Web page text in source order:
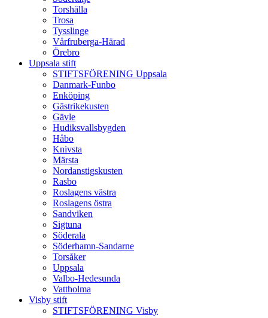
Torshälla
Trosa
Tysslinge
Vårfruberga-Härad
Örebro
Uppsala stift
STIFTSFÖRENING Uppsala
Danmark-Funbo
Enköping
Gästrikekusten
Gävle
Hudiksvallsbygden
Håbo
Knivsta
Märsta
Nordanstigskusten
Rasbo
Roslagens västra
Roslagens östra
Sandviken
Sigtuna
Söderala
Söderhamn-Sandarne
Torsåker
Uppsala
Valbo-Hedesunda
Vattholma
Visby stift
STIFTSFÖRENING Visby